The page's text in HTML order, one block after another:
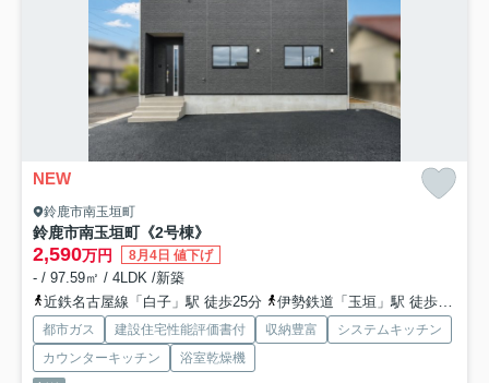
NEW
鈴鹿市南玉垣町
鈴鹿市南玉垣町《2号棟》
2,590万円 8月4日 値下げ
- / 97.59㎡ / 4LDK /新築
近鉄名古屋線「白子」駅 徒歩25分
伊勢鉄道「玉垣」駅 徒歩32分
都市ガス 建設住宅性能評価書付 収納豊富
システムキッチン
カウンターキッチン
浴室乾燥機